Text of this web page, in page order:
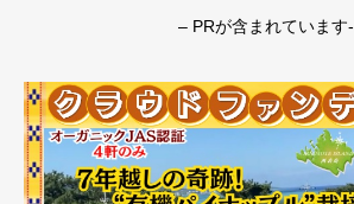
– PRが含まれています-